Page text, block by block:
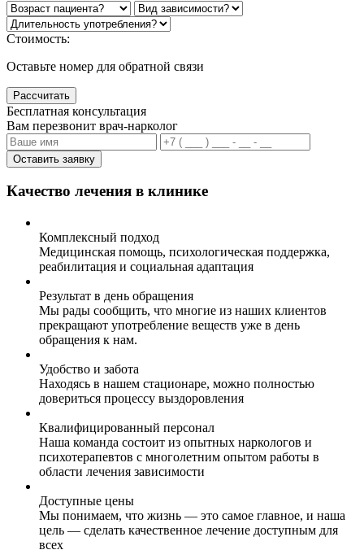
Стоимость:
Оставьте номер для обратной связи
Рассчитать
Бесплатная консультация
Вам перезвонит врач-нарколог
Оставить заявку
Качество лечения в клинике
Комплексный подход
Медицинская помощь, психологическая поддержка,
реабилитация и социальная адаптация
Результат в день обращения
Мы рады сообщить, что многие из наших клиентов
прекращают употребление веществ уже в день
обращения к нам.
Удобство и забота
Находясь в нашем стационаре, можно полностью
довериться процессу выздоровления
Квалифицированный персонал
Наша команда состоит из опытных наркологов и
психотерапевтов с многолетним опытом работы в
области лечения зависимости
Доступные цены
Мы понимаем, что жизнь — это самое главное, и наша
цель — сделать качественное лечение доступным для
всех